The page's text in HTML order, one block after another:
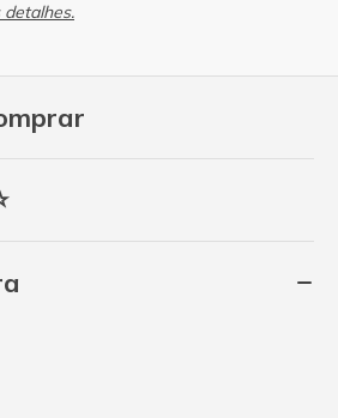
detalhes.